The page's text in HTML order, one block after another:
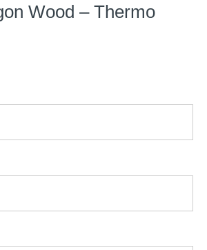
Wood – Thermo